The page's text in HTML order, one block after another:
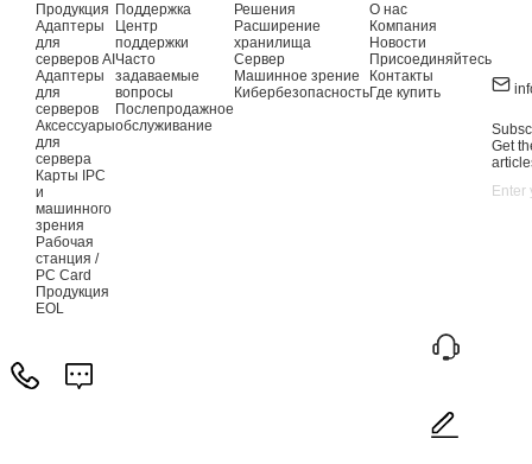
Продукция
Адаптеры
для
серверов AI
Адаптеры
для
серверов
Аксессуары
для
сервера
Карты IPC
и
машинного
зрения
Рабочая
станция /
PC Card
Продукция
EOL
Поддержка
Центр
поддержки
Часто
задаваемые
вопросы
Послепродажное
обслуживание
Решения
Расширение
хранилища
Сервер
Машинное зрение
Кибербезопасность
О нас
Компания
Новости
Присоединяйтесь
Контакты
Где купить
Get